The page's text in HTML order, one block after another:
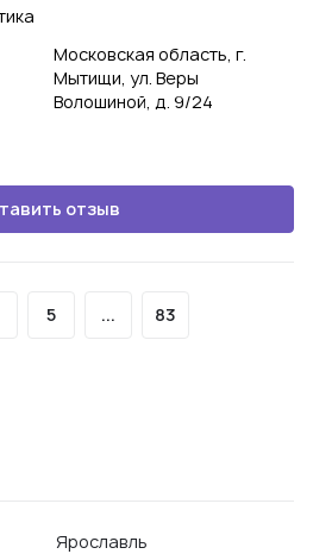
Московская область, г.
Мытищи, ул. Веры
Волошиной, д. 9/24
отзыв
5 ... 83
Ярославль